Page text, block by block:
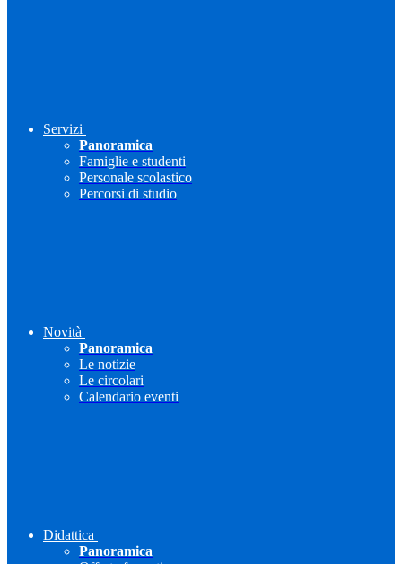
Servizi
Panoramica
Famiglie e studenti
Personale scolastico
Percorsi di studio
Novità
Panoramica
Le notizie
Le circolari
Calendario eventi
Didattica
Panoramica